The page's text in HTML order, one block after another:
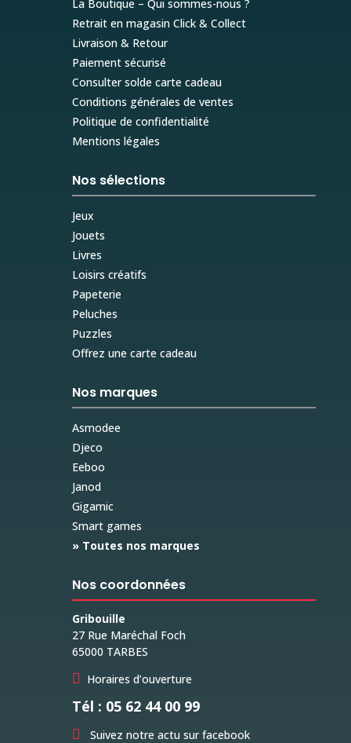
La Boutique – Qui sommes-nous ?
Retrait en magasin Click & Collect
Livraison & Retour
Paiement sécurisé
Consulter solde carte cadeau
Conditions générales de ventes
Politique de confidentialité
Mentions légales
Nos sélections
Jeux
Jouets
Livres
Loisirs créatifs
Papeterie
Peluches
Puzzles
Offrez une carte cadeau
Nos marques
Asmodee
Djeco
Eeboo
Janod
Gigamic
Smart games
» Toutes nos marques
Nos coordonnées
Gribouille
27 Rue Maréchal Foch
65000 TARBES
 Horaires d’ouverture
Tél : 05 62 44 00 99
 Suivez notre actu sur facebook